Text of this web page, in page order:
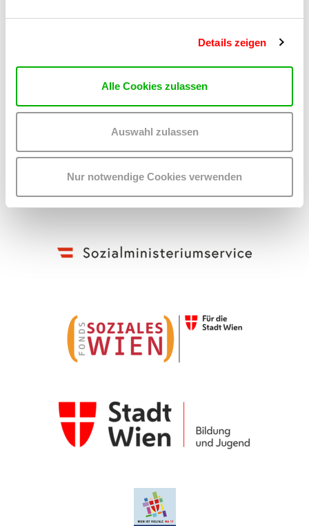
Details zeigen
Alle Cookies zulassen
Auswahl zulassen
Nur notwendige Cookies verwenden